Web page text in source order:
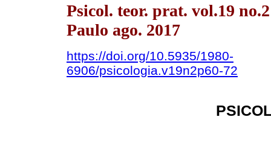
Psicol. teor. prat. vol.19
Paulo ago. 2017
https://doi.org/10.5935/1980-
6906/psicologia.v19n2p60-72